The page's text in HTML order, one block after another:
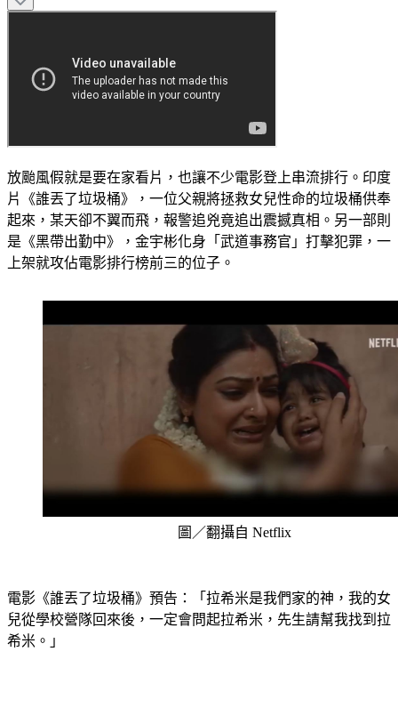
放颱風假就是要在家看片，也讓不少電影登上串流排行。印度
片《誰丟了垃圾桶》，一位父親將拯救女兒性命的垃圾桶供奉
起來，某天卻不翼而飛，報警追兇竟追出震撼真相。另一部則
是《黑帶出勤中》，金宇彬化身「武道事務官」打擊犯罪，一
上架就攻佔電影排行榜前三的位子。
圖／翻攝自 Netflix
電影《誰丟了垃圾桶》預告：「拉希米是我們家的神，我的女
兒從學校營隊回來後，一定會問起拉希米，先生請幫我找到拉
希米。」